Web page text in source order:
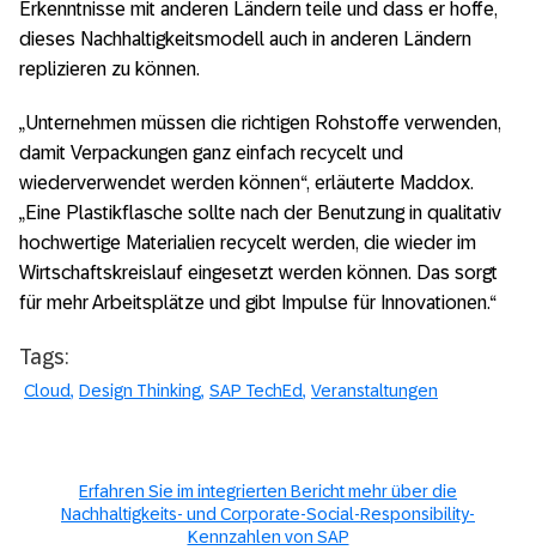
Erkenntnisse mit anderen Ländern teile und dass er hoffe,
dieses Nachhaltigkeitsmodell auch in anderen Ländern
replizieren zu können.
„Unternehmen müssen die richtigen Rohstoffe verwenden,
damit Verpackungen ganz einfach recycelt und
wiederverwendet werden können“, erläuterte Maddox.
„Eine Plastikflasche sollte nach der Benutzung in qualitativ
hochwertige Materialien recycelt werden, die wieder im
Wirtschaftskreislauf eingesetzt werden können. Das sorgt
für mehr Arbeitsplätze und gibt Impulse für Innovationen.“
Tags:
Cloud Design Thinking SAP TechEd Veranstaltungen
Erfahren Sie im integrierten Bericht mehr über die
Nachhaltigkeits- und Corporate-Social-Responsibility-
Kennzahlen von SAP